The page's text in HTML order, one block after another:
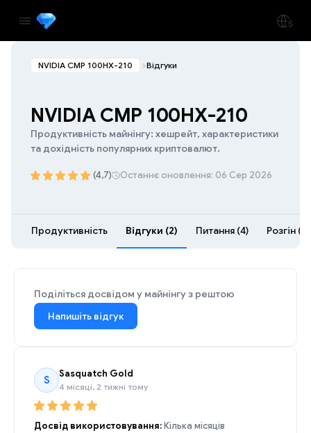
NVIDIA CMP 100HX-210 Відгуки
NVIDIA CMP 100HX-210
Продуктивність майнінгу: хешрейт, характеристики
та дохідність популярних криптовалют.
(4,7) Останнє оновлення: 06 Сер 2026
Продуктивність Відгуки (2) Питання (4) Розгін (1)
Поділіться досвідом у майнінгу з рештою
Напишіть відгук
S
Sasquatch Gold
4 місяці, 2 тижні тому
Досвід використовування:Кілька місяців